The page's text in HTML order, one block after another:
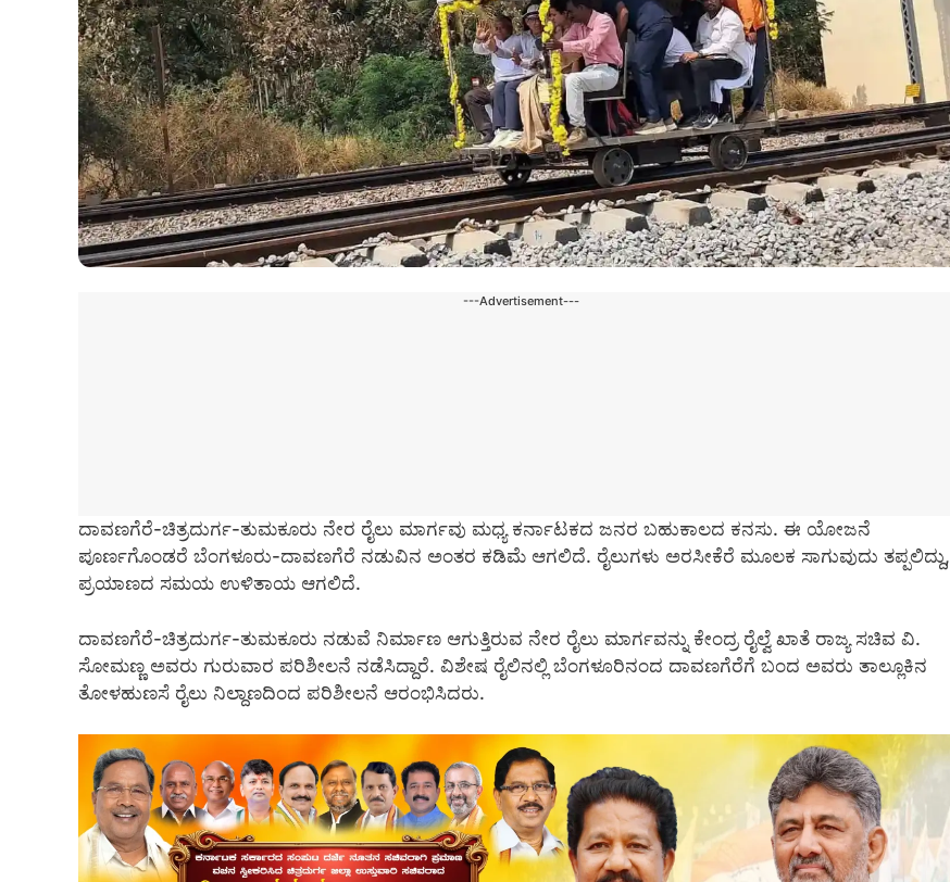
---Advertisement---
ದಾವಣಗೆರೆ-ಚಿತ್ರದುರ್ಗ-ತುಮಕೂರು ನೇರ ರೈಲು ಮಾರ್ಗವು ಮಧ್ಯ ಕರ್ನಾಟಕದ ಜನರ ಬಹುಕಾಲದ ಕನಸು. ಈ ಯೋಜನೆ
ಪೂರ್ಣಗೊಂಡರೆ ಬೆಂಗಳೂರು-ದಾವಣಗೆರೆ ನಡುವಿನ ಅಂತರ ಕಡಿಮೆ ಆಗಲಿದೆ. ರೈಲುಗಳು ಅರಸೀಕೆರೆ ಮೂಲಕ ಸಾಗುವುದು ತಪ್ಪಲಿದ್ದು,
ಪ್ರಯಾಣದ ಸಮಯ ಉಳಿತಾಯ ಆಗಲಿದೆ.
ದಾವಣಗೆರೆ-ಚಿತ್ರದುರ್ಗ-ತುಮಕೂರು ನಡುವೆ ನಿರ್ಮಾಣ ಆಗುತ್ತಿರುವ ನೇರ ರೈಲು ಮಾರ್ಗವನ್ನು ಕೇಂದ್ರ ರೈಲ್ವೆ ಖಾತೆ ರಾಜ್ಯ ಸಚಿವ ವಿ.
ಸೋಮಣ್ಣ ಅವರು ಗುರುವಾರ ಪರಿಶೀಲನೆ ನಡೆಸಿದ್ದಾರೆ. ವಿಶೇಷ ರೈಲಿನಲ್ಲಿ ಬೆಂಗಳೂರಿನಂದ ದಾವಣಗೆರೆಗೆ ಬಂದ ಅವರು ತಾಲ್ಲೂಕಿನ
ತೋಳಹುಣಸೆ ರೈಲು ನಿಲ್ದಾಣದಿಂದ ಪರಿಶೀಲನೆ ಆರಂಭಿಸಿದರು.